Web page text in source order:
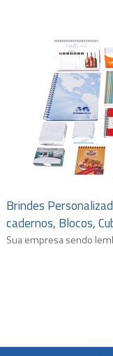
Brindes
cadernos, Blocos,
Sua empresa sendo